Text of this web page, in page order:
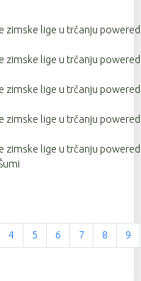
zimske lige u trčanju
zimske lige u trčanju
zimske lige u trčanju
zimske lige u trčanju
zimske lige u trčanju
4 5 6 7 8 9